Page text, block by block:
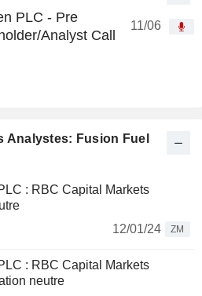
PLC - Pre
Analyst Call
11/06
Analystes: Fusion Fuel
: RBC Capital Markets
12/01/24
ZM
: RBC Capital Markets
neutre